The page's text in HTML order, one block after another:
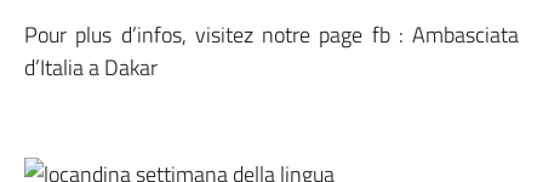
Pour plus d’infos, visitez notre page fb : Ambasciata
d’Italia a Dakar